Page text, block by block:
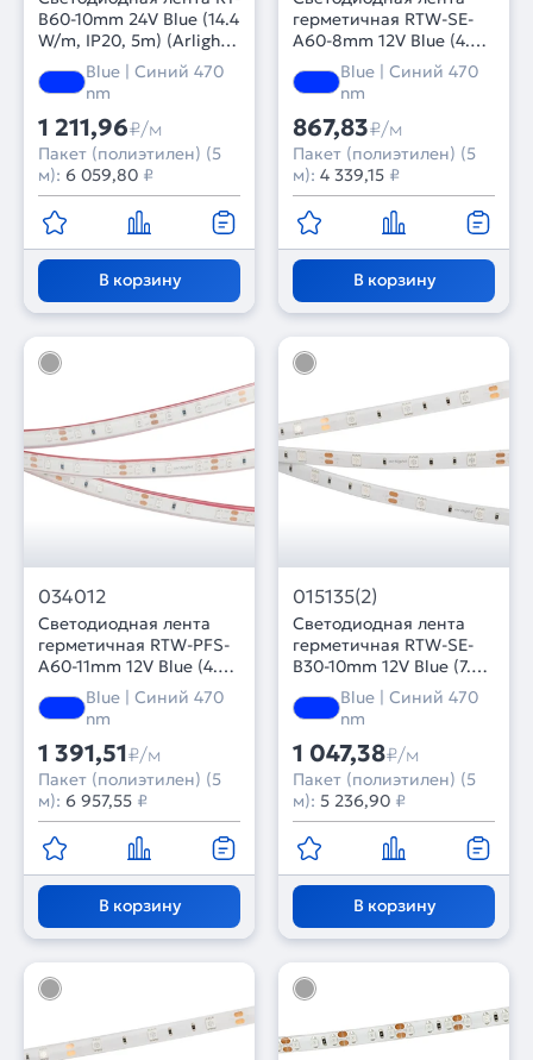
B60-10mm 24V Blue (14.4
W/m, IP20, 5m) (Arlight,
Открытый)Blue | Синий 470
nm
1 211,96₽/м
Пакет (полиэтилен) (5
м): 6 059,80 ₽
В корзину
герметичная RTW-SE-
A60-8mm 12V Blue (4.8
W/m, IP65, 2835, 5m)
(Arlight, 4.8 Вт/м, IP65)
Blue | Синий 470
nm
867,83₽/м
Пакет (полиэтилен) (5
м): 4 339,15 ₽
В корзину
034012
Светодиодная лента
герметичная RTW-PFS-
A60-11mm 12V Blue (4.8
W/m, IP68, 2835, 5m)
(Arlight, -)
Blue | Синий 470
nm
1 391,51₽/м
Пакет (полиэтилен) (5
м): 6 957,55 ₽
В корзину
015135(2)
Светодиодная лента
герметичная RTW-SE-
B30-10mm 12V Blue (7.2
W/m, IP65, 5060, 5m)
(Arlight, 7.2 Вт/м, IP65)
Blue | Синий 470
nm
1 047,38₽/м
Пакет (полиэтилен) (5
м): 5 236,90 ₽
В корзину